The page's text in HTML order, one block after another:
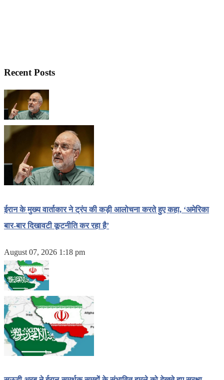
Recent Posts
ईरान के मुख्य वार्ताकार ने ट्रंप की कड़ी आलोचना करते हुए कहा, ‘अमेरिका
बार-बार दिखावटी कूटनीति कर रहा है’
August 07, 2026 1:18 pm